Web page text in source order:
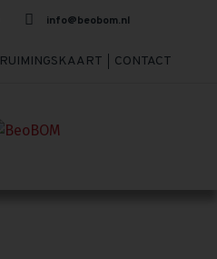
info@beobom.nl
RUIMINGSKAART CONTACT